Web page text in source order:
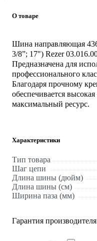
О товаре
Шина направляющая
3/8”; 17") Rezer
Предназначена для
профессионального
Благодаря прочному
обеспечивается
максимальный ресурс.
Характеристики
Тип товара
Шаг цепи
Длина шины (дюйм)
Длина шины (см)
Ширина паза (мм)
Гарантия производителя